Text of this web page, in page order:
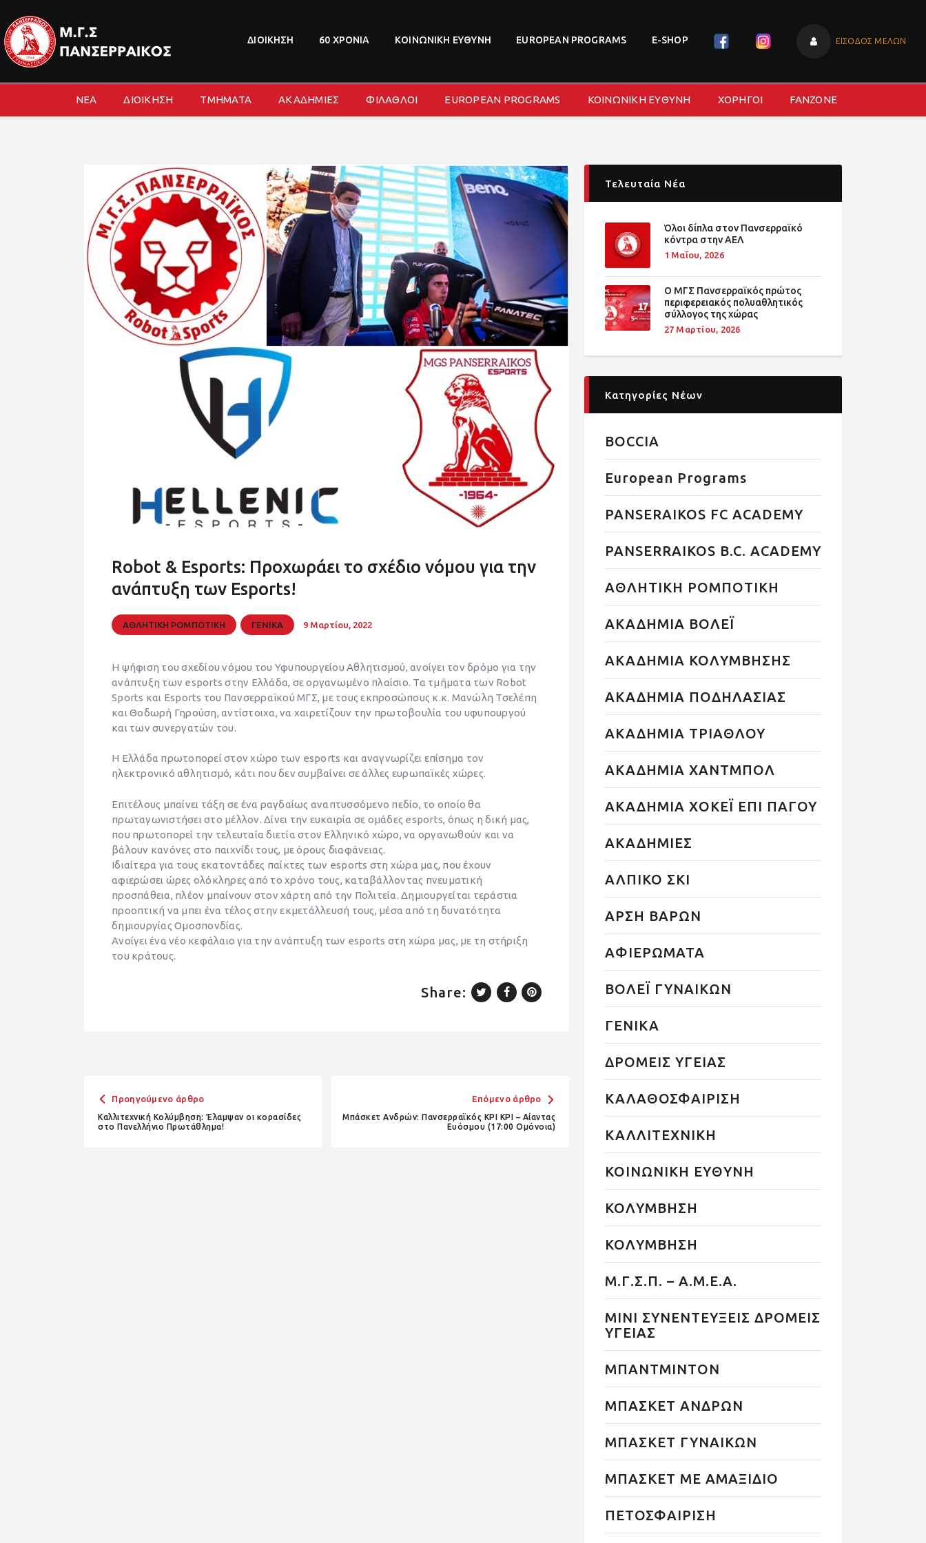
ΔΙΟΙΚΗΣΗ 60 ΧΡΟΝΙΑ ΚΟΙΝΩΝΙΚΗ ΕΥΘΥΝΗ EUROPEAN PROGRAMS E-SHOP ΕΙΣΟΔΟΣ ΜΕΛΩΝ
ΝΕΑ ΔΙΟΙΚΗΣΗ ΤΜΗΜΑΤΑ ΑΚΑΔΗΜΙΕΣ ΦΙΛΑΘΛΟΙ EUROPEAN PROGRAMS ΚΟΙΝΩΝΙΚΗ ΕΥΘΥΝΗ ΧΟΡΗΓΟΙ FANZONE
ΔΙΟΙΚΗΣΗ
ΑΚΑΔΗΜΙΕΣ
ΦΙΛΑΘΛΟΙ
ΧΟΡΗΓΟΙ
FANZONE
Robot & Esports: Προχωράει το σχέδιο νόμου για την
ανάπτυξη των Esports!
ΑΘΛΗΤΙΚΗ ΡΟΜΠΟΤΙΚΗ ΓΕΝΙΚΑ 9 Μαρτίου, 2022
Η ψήφιση του σχεδίου νόμου του Υφυπουργείου Αθλητισμού, ανοίγει τον δρόμο για την
ανάπτυξη των esports στην Ελλάδα, σε οργανωμένο πλαίσιο. Τα τμήματα των Robot
Sports και Esports του Πανσερραϊκού ΜΓΣ, με τους εκπροσώπους κ.κ. Μανώλη Τσελέπη
και Θοδωρή Γηρούση, αντίστοιχα, να χαιρετίζουν την πρωτοβουλία του υφυπουργού
και των συνεργατών του.
Η Ελλάδα πρωτοπορεί στον χώρο των esports και αναγνωρίζει επίσημα τον
ηλεκτρονικό αθλητισμό, κάτι που δεν συμβαίνει σε άλλες ευρωπαϊκές χώρες.
Επιτέλους μπαίνει τάξη σε ένα ραγδαίως αναπτυσσόμενο πεδίο, το οποίο θα
πρωταγωνιστήσει στο μέλλον. Δίνει την ευκαιρία σε ομάδες esports, όπως η δική μας,
που πρωτοπορεί την τελευταία διετία στον Ελληνικό χώρο, να οργανωθούν και να
βάλουν κανόνες στο παιχνίδι τους, με όρους διαφάνειας.
Ιδιαίτερα για τους εκατοντάδες παίκτες των esports στη χώρα μας, που έχουν
αφιερώσει ώρες ολόκληρες από το χρόνο τους, καταβάλλοντας πνευματική
προσπάθεια, πλέον μπαίνουν στον χάρτη από την Πολιτεία. Δημιουργείται τεράστια
προοπτική να μπει ένα τέλος στην εκμετάλλευσή τους, μέσα από τη δυνατότητα
δημιουργίας Ομοσπονδίας.
Ανοίγει ένα νέο κεφάλαιο για την ανάπτυξη των esports στη χώρα μας, με τη στήριξη
του κράτους.
Share:
Προηγούμενο άρθρο
Καλλιτεχνική Κολύμβηση: Έλαμψαν οι κορασίδες
στο Πανελλήνιο Πρωτάθλημα!
Επόμενο άρθρο
Μπάσκετ Ανδρών: Πανσερραϊκός ΚΡΙ ΚΡΙ – Αίαντας
Ευόσμου (17:00 Ομόνοια)
Τελευταία Νέα
Όλοι δίπλα στον Πανσερραϊκό
κόντρα στην ΑΕΛ
1 Μαΐου, 2026
O ΜΓΣ Πανσερραϊκός πρώτος
περιφερειακός πολυαθλητικός
σύλλογος της χώρας
27 Μαρτίου, 2026
Κατηγορίες Νέων
BOCCIA
European Programs
PANSERAIKOS FC ACADEMY
PANSERRAIKOS B.C. ACADEMY
ΑΘΛΗΤΙΚΗ ΡΟΜΠΟΤΙΚΗ
ΑΚΑΔΗΜΙΑ ΒΟΛΕΪ
ΑΚΑΔΗΜΙΑ ΚΟΛΥΜΒΗΣΗΣ
ΑΚΑΔΗΜΙΑ ΠΟΔΗΛΑΣΙΑΣ
ΑΚΑΔΗΜΙΑ ΤΡΙΑΘΛΟΥ
ΑΚΑΔΗΜΙΑ ΧΑΝΤΜΠΟΛ
ΑΚΑΔΗΜΙΑ ΧΟΚΕΪ ΕΠΙ ΠΑΓΟΥ
ΑΚΑΔΗΜΙΕΣ
ΑΛΠΙΚΟ ΣΚΙ
ΑΡΣΗ ΒΑΡΩΝ
ΑΦΙΕΡΩΜΑΤΑ
ΒΟΛΕΪ ΓΥΝΑΙΚΩΝ
ΓΕΝΙΚΑ
ΔΡΟΜΕΙΣ ΥΓΕΙΑΣ
ΚΑΛΑΘΟΣΦΑΙΡΙΣΗ
ΚΑΛΛΙΤΕΧΝΙΚΗ
ΚΟΙΝΩΝΙΚΗ ΕΥΘΥΝΗ
ΚΟΛΥΜΒΗΣΗ
ΚΟΛΥΜΒΗΣΗ
Μ.Γ.Σ.Π. – Α.Μ.Ε.Α.
ΜΙΝΙ ΣΥΝΕΝΤΕΥΞΕΙΣ ΔΡΟΜΕΙΣ
ΥΓΕΙΑΣ
ΜΠΑΝΤΜΙΝΤΟΝ
ΜΠΑΣΚΕΤ ΑΝΔΡΩΝ
ΜΠΑΣΚΕΤ ΓΥΝΑΙΚΩΝ
ΜΠΑΣΚΕΤ ΜΕ ΑΜΑΞΙΔΙΟ
ΠΕΤΟΣΦΑΙΡΙΣΗ